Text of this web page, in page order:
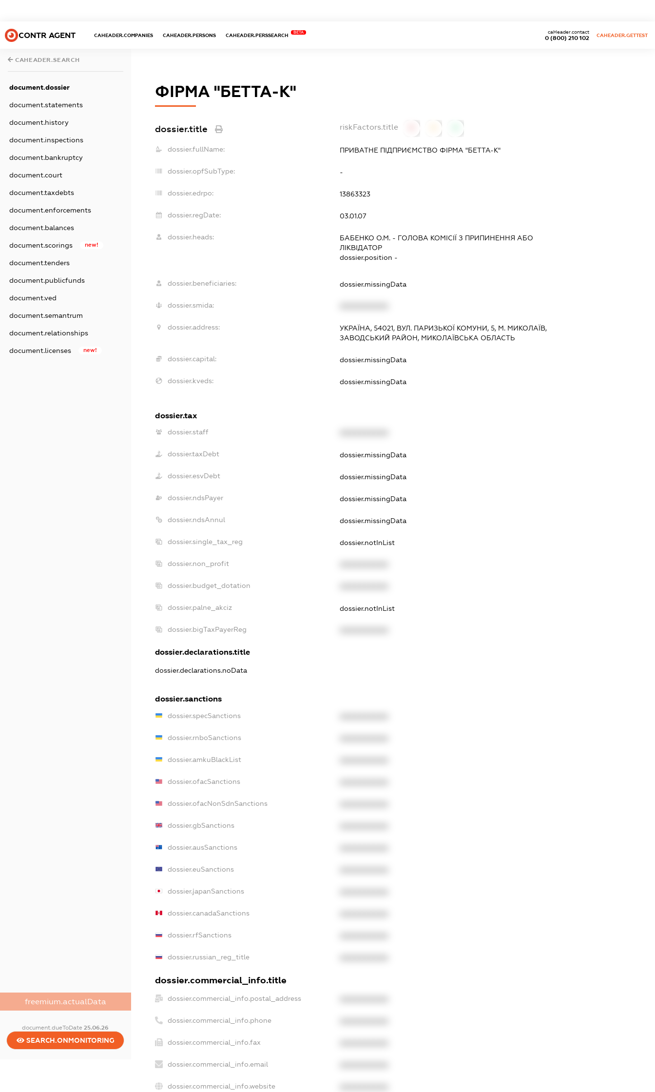
CONTR AGENT CAHEADER.COMPANIES CAHEADER.PERSONS CAHEADER.PERSSEARCH
BETA
0 (800) 210 102
caHeader.contact
CAHEADER.GETTEST
CAHEADER.SEARCH
document.dossier
document.statements
document.history
document.inspections
document.bankruptcy
document.court
document.taxdebts
document.enforcements
document.balances
document.scorings new!
document.tenders
document.publicfunds
document.ved
document.semantrum
document.relationships
document.licenses new!
freemium.actualData
document.dueToDate25.06.26
SEARCH.ONMONITORING
ФІРМА "БЕТТА-К"
dossier.title riskFactors.title
dossier.fullName: ПРИВАТНЕ ПІДПРИЄМСТВО ФІРМА "БЕТТА-К"
dossier.opfSubType: -
dossier.edrpo: 13863323
dossier.regDate: 03.01.07
dossier.heads: БАБЕНКО О.М. - ГОЛОВА КОМІСІЇ З ПРИПИНЕННЯ АБО
ЛІКВІДАТОР
dossier.position -
dossier.beneficiaries: dossier.missingData
dossier.smida:
dossier.address:
УКРАЇНА, 54021, ВУЛ. ПАРИЗЬКОЇ КОМУНИ, 5, М. МИКОЛАЇВ,
ЗАВОДСЬКИЙ РАЙОН, МИКОЛАЇВСЬКА ОБЛАСТЬ
dossier.capital: dossier.missingData
dossier.kveds: dossier.missingData
dossier.tax
dossier.staff
dossier.taxDebt dossier.missingData
dossier.esvDebt dossier.missingData
dossier.ndsPayer dossier.missingData
dossier.ndsAnnul dossier.missingData
dossier.single_tax_reg dossier.notInList
dossier.non_profit
dossier.budget_dotation
dossier.palne_akciz dossier.notInList
dossier.bigTaxPayerReg
dossier.declarations.title
dossier.declarations.noData
dossier.sanctions
dossier.specSanctions
dossier.rnboSanctions
dossier.amkuBlackList
dossier.ofacSanctions
dossier.ofacNonSdnSanctions
dossier.gbSanctions
dossier.ausSanctions
dossier.euSanctions
dossier.japanSanctions
dossier.canadaSanctions
dossier.rfSanctions
dossier.russian_reg_title
dossier.commercial_info.title
dossier.commercial_info.postal_address
dossier.commercial_info.phone
dossier.commercial_info.fax
dossier.commercial_info.email
dossier.commercial_info.website